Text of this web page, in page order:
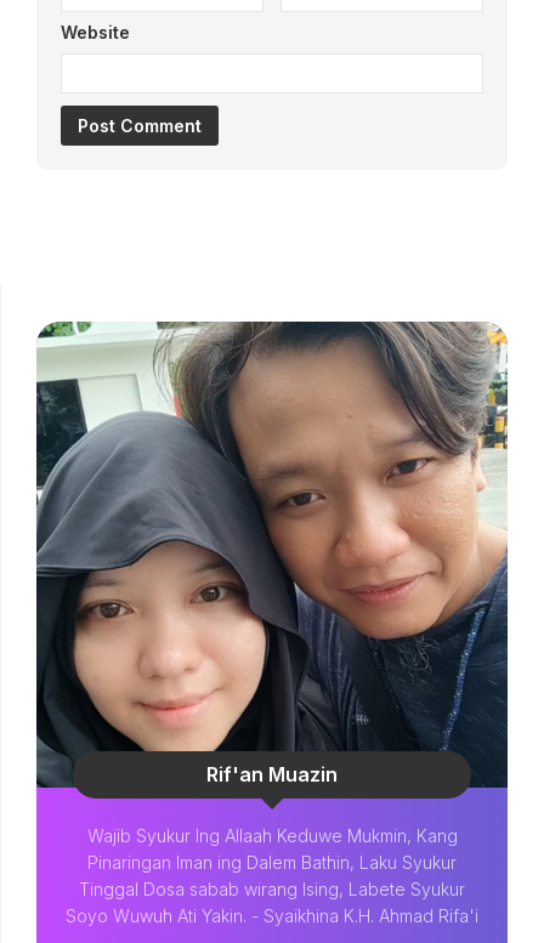
Website
Rif'an Muazin
Wajib Syukur Ing Allaah Keduwe Mukmin, Kang
Pinaringan Iman ing Dalem Bathin, Laku Syukur
Tinggal Dosa sabab wirang Ising, Labete Syukur
Soyo Wuwuh Ati Yakin. - Syaikhina K.H. Ahmad Rifa'i